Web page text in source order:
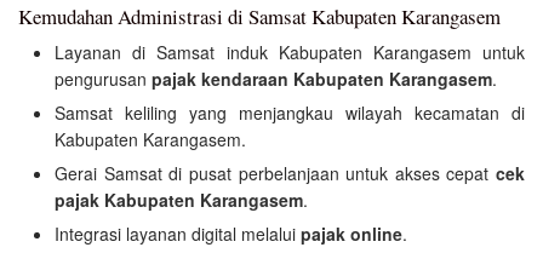
Kemudahan Administrasi di Samsat Kabupaten Karangasem
Layanan di Samsat induk Kabupaten Karangasem untuk
pengurusan pajak kendaraan Kabupaten Karangasem.
Samsat keliling yang menjangkau wilayah kecamatan di
Kabupaten Karangasem.
Gerai Samsat di pusat perbelanjaan untuk akses cepat cek
pajak Kabupaten Karangasem.
Integrasi layanan digital melalui pajak online.